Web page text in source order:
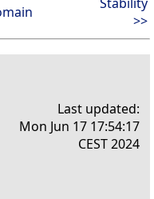
>>
Last updated:
Mon Jun 17 17:54:17
CEST 2024